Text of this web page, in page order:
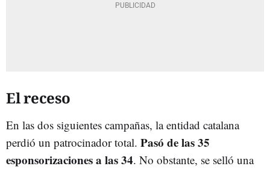
El receso
En las dos siguientes campañas, la entidad catalana
perdió un patrocinador total. Pasó de las 35
esponsorizaciones a las 34. No obstante, se selló una